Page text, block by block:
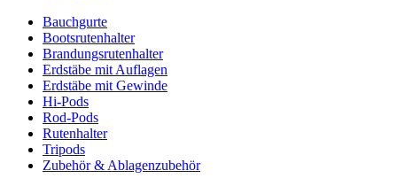
Bauchgurte
Bootsrutenhalter
Brandungsrutenhalter
Erdstäbe mit Auflagen
Erdstäbe mit Gewinde
Hi-Pods
Rod-Pods
Rutenhalter
Tripods
Zubehör & Ablagenzubehör